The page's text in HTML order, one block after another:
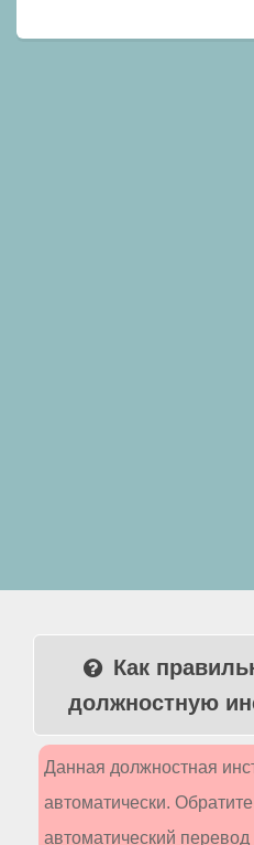
Как
должностную
Данная должностная
автоматически.
автоматический перевод